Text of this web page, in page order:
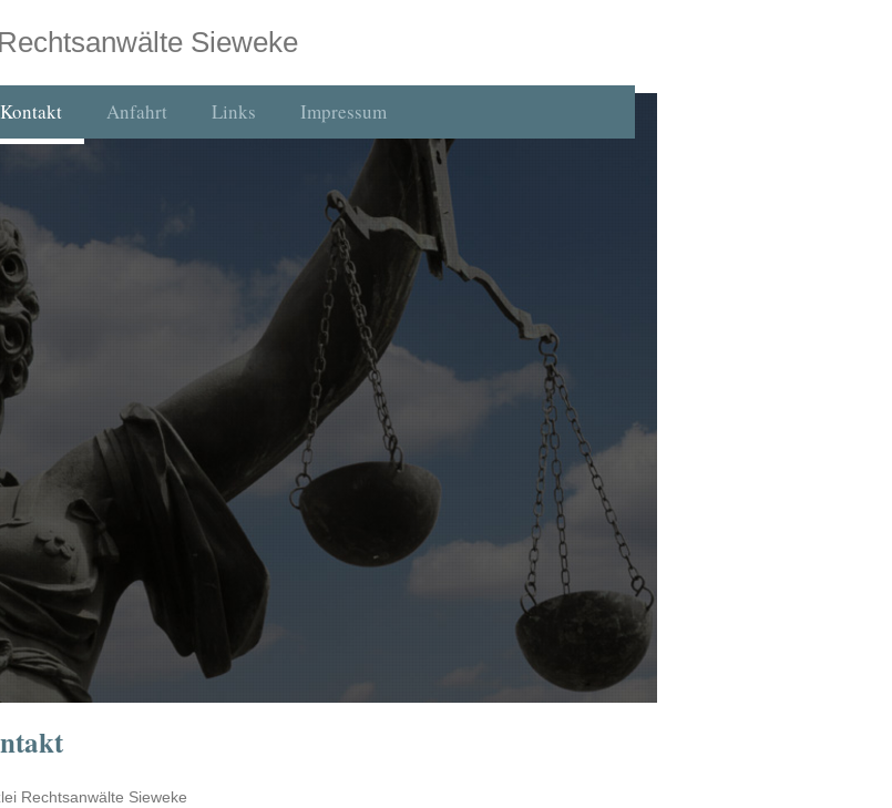
Rechtsanwälte Sieweke
Kontakt Anfahrt Links Impressum
Rechtsanwälte Sieweke